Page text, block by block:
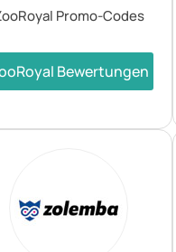
Promo-Codes
Bewertungen